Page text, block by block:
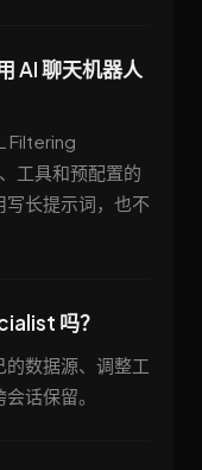
AI 聊天机器人
Filtering
工具和预配置的
长提示词，也不
吗？
数据源、调整工
话保留。